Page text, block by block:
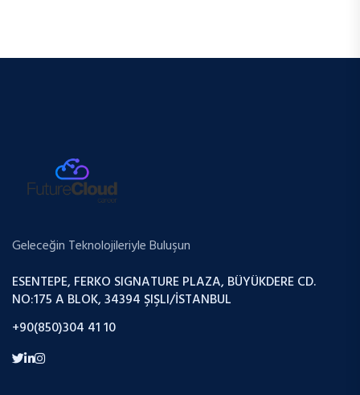
Geleceğin Teknolojileriyle Buluşun
ESENTEPE, FERKO SIGNATURE PLAZA, BÜYÜKDERE CD.
NO:175 A BLOK, 34394 ŞIŞLI/İSTANBUL
+90(850)304 41 10